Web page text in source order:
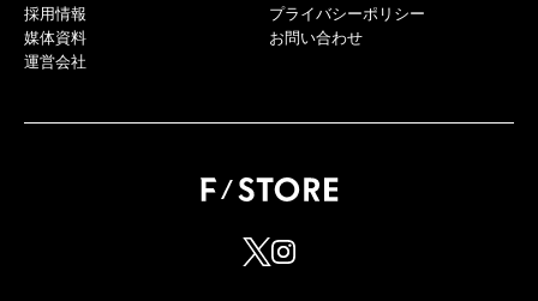
採用情報
媒体資料
運営会社
プライバシーポリシー
お問い合わせ